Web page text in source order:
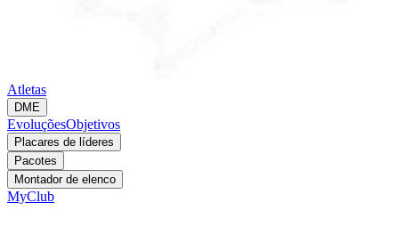
Atletas
DME
EvoluçõesObjetivos
Placares de líderes
Pacotes
Montador de elenco
MyClub